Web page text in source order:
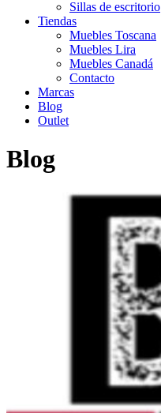
Sillas de escritorio
Tiendas
Muebles Toscana
Muebles Lira
Muebles Canadá
Contacto
Marcas
Blog
Outlet
Blog
Black friday